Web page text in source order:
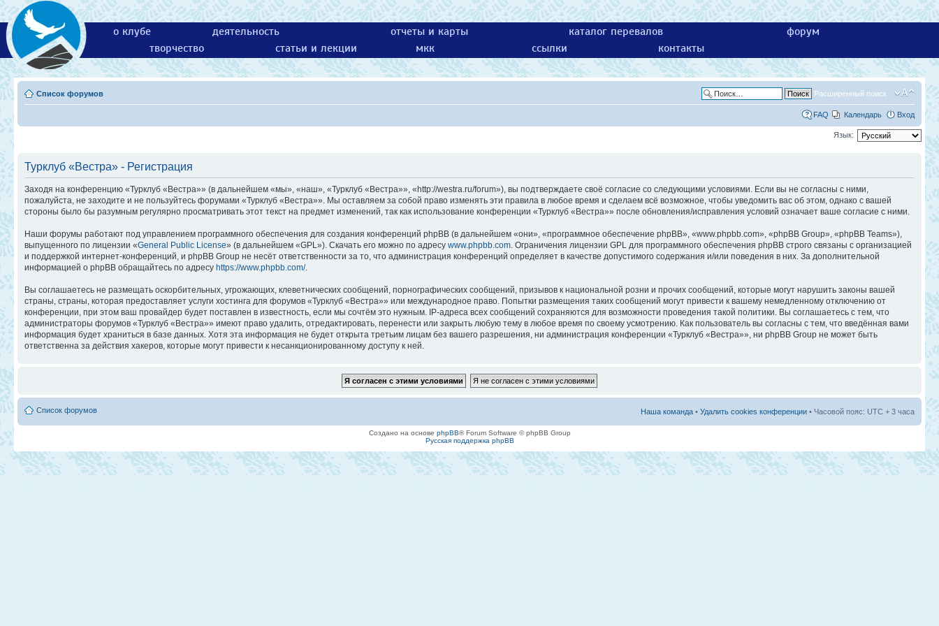
о клубе деятельность отчеты и карты каталог перевалов
форум
творчество
статьи и лекции мкк ссылки контакты
Список форумов Расширенный поиск
FAQ Календарь Вход
Язык:
Турклуб «Вестра» - Регистрация
Заходя на конференцию «Турклуб «Вестра»» (в дальнейшем «мы», «наш», «Турклуб «Вестра»», «http://westra.ru/forum»), вы подтверждаете своё согласие со следующими условиями. Если вы не согласны с ними,
пожалуйста, не заходите и не пользуйтесь форумами «Турклуб «Вестра»». Мы оставляем за собой право изменять эти правила в любое время и сделаем всё возможное, чтобы уведомить вас об этом, однако с вашей
стороны было бы разумным регулярно просматривать этот текст на предмет изменений, так как использование конференции «Турклуб «Вестра»» после обновления/исправления условий означает ваше согласие с ними.
Наши форумы работают под управлением программного обеспечения для создания конференций phpBB (в дальнейшем «они», «программное обеспечение phpBB», «www.phpbb.com», «phpBB Group», «phpBB Teams»),
выпущенного по лицензии «General Public License» (в дальнейшем «GPL»). Скачать его можно по адресу www.phpbb.com. Ограничения лицензии GPL для программного обеспечения phpBB строго связаны с организацией
и поддержкой интернет-конференций, и phpBB Group не несёт ответственности за то, что администрация конференций определяет в качестве допустимого содержания и/или поведения в них. За дополнительной
информацией о phpBB обращайтесь по адресу https://www.phpbb.com/.
Вы соглашаетесь не размещать оскорбительных, угрожающих, клеветнических сообщений, порнографических сообщений, призывов к национальной розни и прочих сообщений, которые могут нарушить законы вашей
страны, страны, которая предоставляет услуги хостинга для форумов «Турклуб «Вестра»» или международное право. Попытки размещения таких сообщений могут привести к вашему немедленному отключению от
конференции, при этом ваш провайдер будет поставлен в известность, если мы сочтём это нужным. IP-адреса всех сообщений сохраняются для возможности проведения такой политики. Вы соглашаетесь с тем, что
администраторы форумов «Турклуб «Вестра»» имеют право удалить, отредактировать, перенести или закрыть любую тему в любое время по своему усмотрению. Как пользователь вы согласны с тем, что введённая вами
информация будет храниться в базе данных. Хотя эта информация не будет открыта третьим лицам без вашего разрешения, ни администрация конференции «Турклуб «Вестра»», ни phpBB Group не может быть
ответственна за действия хакеров, которые могут привести к несанкционированному доступу к ней.
Список форумов Наша команда • Удалить cookies конференции • Часовой пояс: UTC + 3 часа
Создано на основе phpBB® Forum Software © phpBB Group
Русская поддержка phpBB